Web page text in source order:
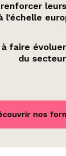
l’échelle
faire
du
nos